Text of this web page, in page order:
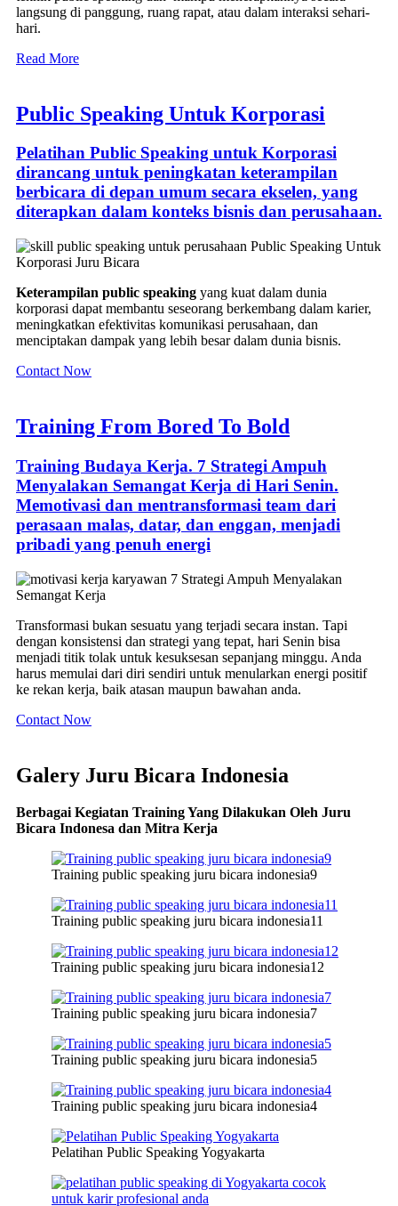
langsung di panggung, ruang rapat, atau dalam interaksi sehari-
hari.
Read More
Public Speaking Untuk Korporasi
Pelatihan Public Speaking untuk Korporasi
dirancang untuk peningkatan keterampilan
berbicara di depan umum secara ekselen, yang
diterapkan dalam konteks bisnis dan perusahaan.
Keterampilan public speaking yang kuat dalam dunia
korporasi dapat membantu seseorang berkembang dalam karier,
meningkatkan efektivitas komunikasi perusahaan, dan
menciptakan dampak yang lebih besar dalam dunia bisnis.
Contact Now
Training From Bored To Bold
Training Budaya Kerja. 7 Strategi Ampuh
Menyalakan Semangat Kerja di Hari Senin.
Memotivasi dan mentransformasi team dari
perasaan malas, datar, dan enggan, menjadi
pribadi yang penuh energi
Transformasi bukan sesuatu yang terjadi secara instan. Tapi
dengan konsistensi dan strategi yang tepat, hari Senin bisa
menjadi titik tolak untuk kesuksesan sepanjang minggu. Anda
harus memulai dari diri sendiri untuk menularkan energi positif
ke rekan kerja, baik atasan maupun bawahan anda.
Contact Now
Galery Juru Bicara Indonesia
Berbagai Kegiatan Training Yang Dilakukan Oleh Juru
Bicara Indonesa dan Mitra Kerja
Training public speaking juru bicara indonesia9
Training public speaking juru bicara indonesia11
Training public speaking juru bicara indonesia12
Training public speaking juru bicara indonesia7
Training public speaking juru bicara indonesia5
Training public speaking juru bicara indonesia4
Pelatihan Public Speaking Yogyakarta